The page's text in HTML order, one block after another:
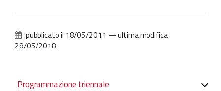
pubblicato il 18/05/2011 —ultima modifica
28/05/2018
Navigazione
Programmazione triennale